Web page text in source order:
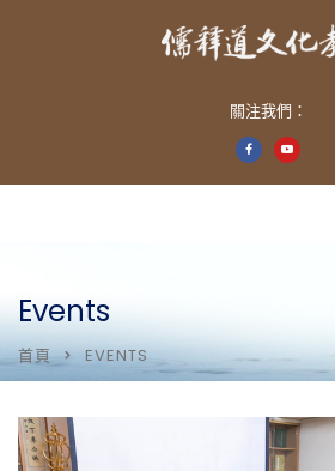
關注我們：
Events
首頁 EVENTS